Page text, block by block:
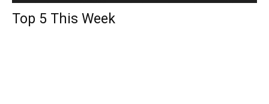
Top 5 This Week